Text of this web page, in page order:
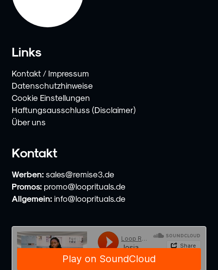
Links
Kontakt / Impressum
Datenschutzhinweise
Cookie Einstellungen
Haftungsausschluss (Disclaimer)
Über uns
Kontakt
Werben: sales@remise3.de
Promos: promo@looprituals.de
Allgemein: info@looprituals.de